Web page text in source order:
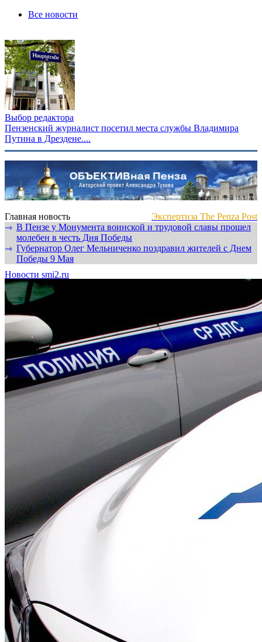
Все новости
Выбор редактора
Пензенский журналист посетил места службы Владимира
Путина в Дрездене....
Главная новость
Экспертиза The Penza Post
⇾ В Пензе у Монумента воинской и трудовой славы прошел
молебен в честь Дня Победы
⇾ Губернатор Олег Мельниченко поздравил жителей с Днем
Победы 9 Мая
Новости smi2.ru